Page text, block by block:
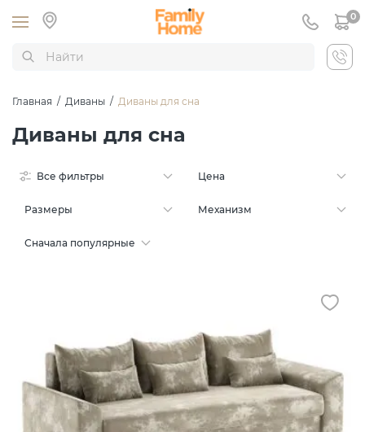
0
Главная / Диваны / Диваны для сна
Диваны для сна
Все фильтры Цена
Размеры Механизм
Сначала популярные